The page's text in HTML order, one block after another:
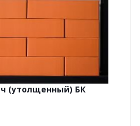
(утолщенный) БК